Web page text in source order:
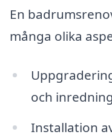
En
många olika
och inredning
Installation